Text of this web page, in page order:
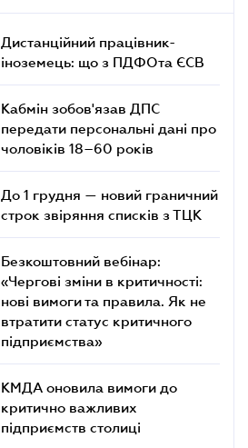
Дистанційний працівник-
іноземець: що з ПДФОта ЄСВ
Кабмін зобов'язав ДПС
передати персональні дані про
чоловіків 18–60 років
До 1 грудня — новий граничний
строк звіряння списків з ТЦК
Безкоштовний вебінар:
«Чергові зміни в критичності:
нові вимоги та правила. Як не
втратити статус критичного
підприємства»
КМДА оновила вимоги до
критично важливих
підприємств столиці